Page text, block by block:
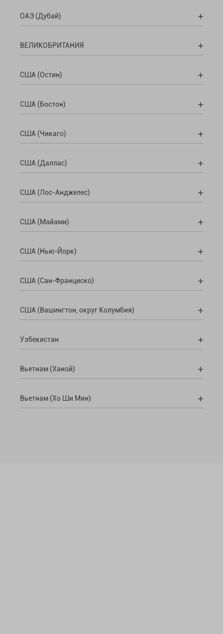
ОАЭ (Дубай)
ВЕЛИКОБРИТАНИЯ
США (Остин)
США (Бостон)
США (Чикаго)
США (Даллас)
США (Лос-Анджелес)
США (Майами)
США (Нью-Йорк)
США (Сан-Франциско)
США (Вашингтон, округ Колумбия)
Узбекистан
Вьетнам (Ханой)
Вьетнам (Хо Ши Мин)